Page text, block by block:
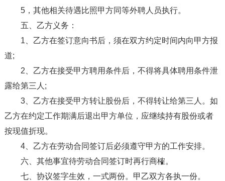
5，其他相关待遇比照甲方同等外聘人员执行。
五、乙方义务：
1、乙方在签订意向书后，须在双方约定时间内向甲方报
道;
2、乙方在接受甲方聘用条件后，不得将具体聘用条件泄
露给第三人;
3、乙方在接受甲方转让股份后，不得转让给第三人。如
乙方在约定工作期满后退出甲方单位，应继续持有股份或者
按现值折现。
4、乙方在劳动合同签订后必须遵守甲方的工作安排。
六、其他事宜待劳动合同签订时再行商榷。
七、协议签字生效，一式两份。甲乙双方各执一份。